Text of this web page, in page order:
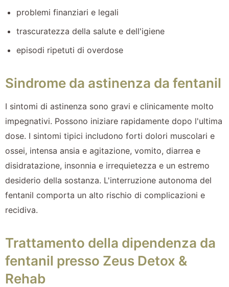
problemi finanziari e legali
trascuratezza della salute e dell'igiene
episodi ripetuti di overdose
Sindrome da astinenza da fentanil
I sintomi di astinenza sono gravi e clinicamente molto
impegnativi. Possono iniziare rapidamente dopo l'ultima
dose. I sintomi tipici includono forti dolori muscolari e
ossei, intensa ansia e agitazione, vomito, diarrea e
disidratazione, insonnia e irrequietezza e un estremo
desiderio della sostanza. L'interruzione autonoma del
fentanil comporta un alto rischio di complicazioni e
recidiva.
Trattamento della dipendenza da
fentanil presso Zeus Detox &
Rehab